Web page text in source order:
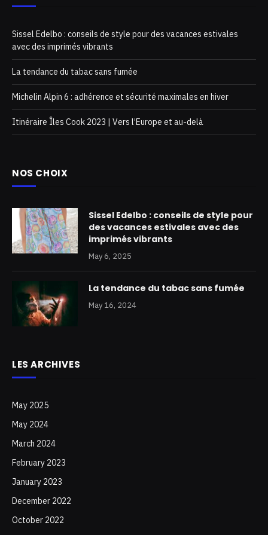
Sissel Edelbo : conseils de style pour des vacances estivales
avec des imprimés vibrants
La tendance du tabac sans fumée
Michelin Alpin 6 : adhérence et sécurité maximales en hiver
Itinéraire Îles Cook 2023 | Vers l’Europe et au-delà
NOS CHOIX
Sissel Edelbo : conseils de style pour
des vacances estivales avec des
imprimés vibrants
May 6, 2025
La tendance du tabac sans fumée
May 16, 2024
LES ARCHIVES
May 2025
May 2024
March 2024
February 2023
January 2023
December 2022
October 2022